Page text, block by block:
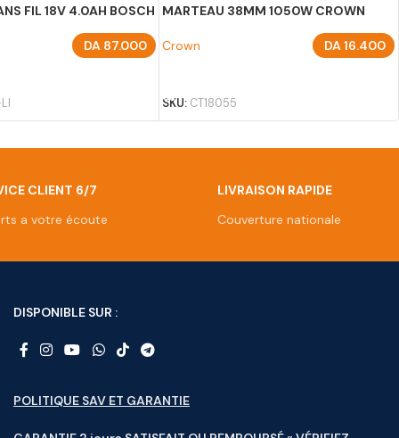
FIL 18V 4.0AH BOSCH
DA87.000
MARTEAU 38MM 1050W CROWN
Crown DA16.400
SKU: CT18055
CLIENT 6/7
a votre écoute
LIVRAISON RAPIDE
Couverture nationale
DISPONIBLE SUR :
POLITIQUE SAV ET GARANTIE